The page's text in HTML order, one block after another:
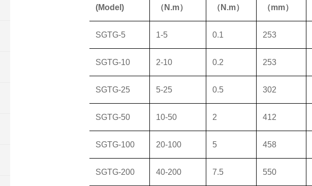
(Model)
（ N.m）
（ N.m）
（mm）
SGTG-5 1-5 0.1 253
SGTG-10 2-10 0.2 253
SGTG-25 5-25 0.5 302
SGTG-50 10-50 2 412
SGTG-100 20-100 5 458
SGTG-200 40-200 7.5 550